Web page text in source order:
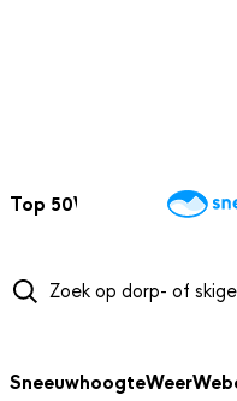
Top 50Webcams
SneeuwhoogteWeer